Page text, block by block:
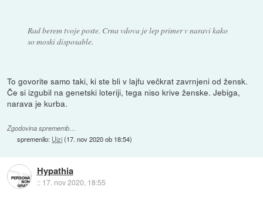
Rad berem tvoje poste. Crna vdova je lep primer v naravi kako
so moski disposable.
To govorite samo taki, ki ste bli v lajfu večkrat zavrnjeni od žensk.
Če si izgubil na genetski loteriji, tega niso krive ženske. Jebiga,
narava je kurba.
Zgodovina sprememb…
spremenilo: Uizi(17. nov 2020 ob 18:54)
Hypathia
:: 17. nov 2020, 18:55